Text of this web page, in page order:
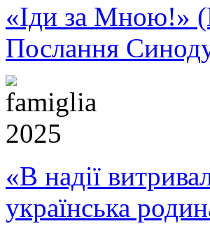
«Іди за Мною!»
Послання
«В надії
українська